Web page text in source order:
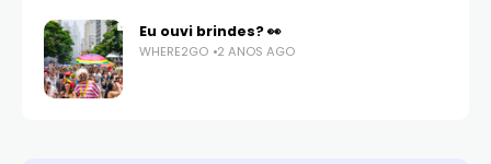
Eu ouvi brindes? 👀
WHERE2GO 2 ANOS AGO